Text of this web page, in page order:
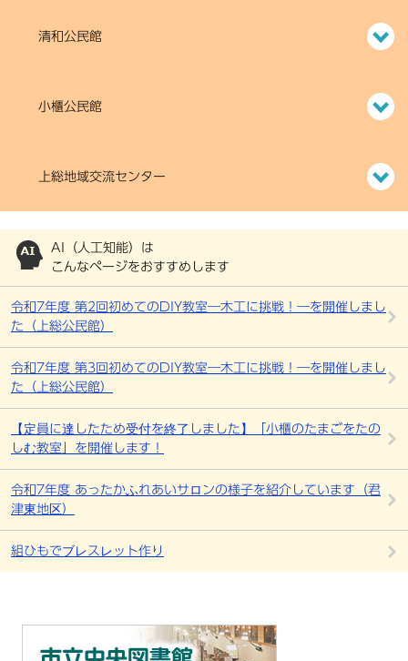
清和公民館
小櫃公民館
上総地域交流センター
AI（人工知能）は
こんなページをおすすめします
令和7年度 第2回初めてのDIY教室―木工に挑戦！―を開催しまし
た（上総公民館）
令和7年度 第3回初めてのDIY教室―木工に挑戦！―を開催しまし
た（上総公民館）
【定員に達したため受付を終了しました】「小櫃のたまごをたの
しむ教室」を開催します！
令和7年度 あったかふれあいサロンの様子を紹介しています（君
津東地区）
組ひもでブレスレット作り